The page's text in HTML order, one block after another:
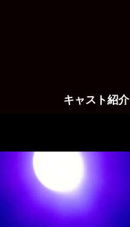
キャスト紹介